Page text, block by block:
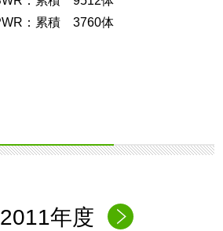
：累積 3760体
2011年度